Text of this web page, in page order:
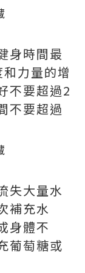
身時間最
力量的增
不要超過2
不要超過
失大量水
補充水
身體不
葡萄糖或